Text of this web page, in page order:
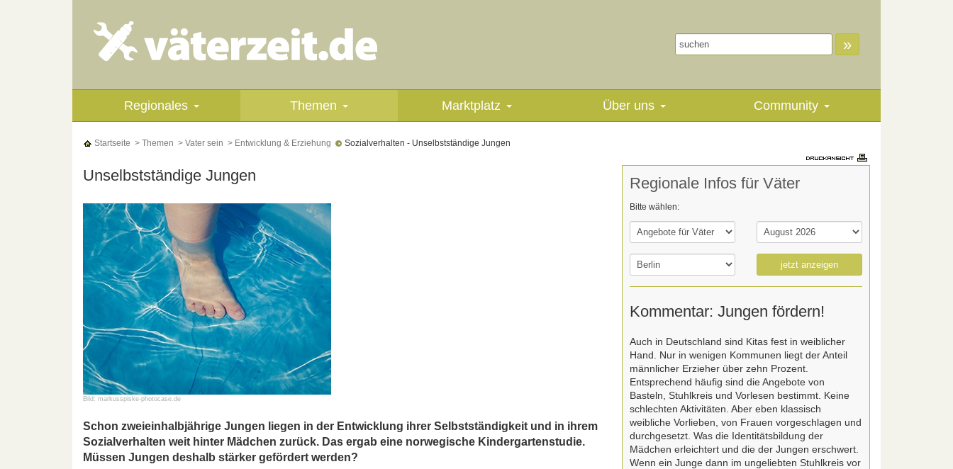
»
Regionales Themen Marktplatz Über uns Community
Startseite > Themen > Vater sein > Entwicklung & Erziehung Sozialverhalten - Unselbstständige Jungen
Unselbstständige Jungen
Bild: markusspiske-photocase.de
Schon zweieinhalbjährige Jungen liegen in der Entwicklung ihrer Selbstständigkeit und in ihrem
Sozialverhalten weit hinter Mädchen zurück. Das ergab eine norwegische Kindergartenstudie.
Müssen Jungen deshalb stärker gefördert werden?
Regionale Infos für Väter
Bitte wählen:
jetzt anzeigen
Kommentar: Jungen fördern!
Auch in Deutschland sind Kitas fest in weiblicher
Hand. Nur in wenigen Kommunen liegt der Anteil
männlicher Erzieher über zehn Prozent.
Entsprechend häufig sind die Angebote von
Basteln, Stuhlkreis und Vorlesen bestimmt. Keine
schlechten Aktivitäten. Aber eben klassisch
weibliche Vorlieben, von Frauen vorgeschlagen und
durchgesetzt. Was die Identitätsbildung der
Mädchen erleichtert und die der Jungen erschwert.
Wenn ein Junge dann im ungeliebten Stuhlkreis vor